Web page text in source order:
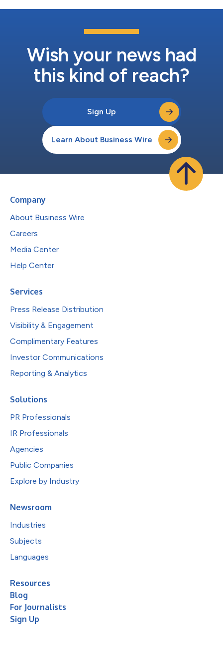
國競爭對手採取更保守的策略，縮編系列產品並提高設備出貨價
史上最佳的第二季業績，在這傳統淡季中奪得高達20%的市場份
額，創下歷史新高。iPhone 17系列引爆了一股Apple史上數一數二
穩定的定價令該公司從中受惠。然而，Apple在...
Wish your news had
this kind of reach?
Sign Up
Learn About Business Wire
Company
About Business Wire
Careers
Media Center
Help Center
Services
Press Release Distribution
Visibility & Engagement
Complimentary Features
Investor Communications
Reporting & Analytics
Solutions
PR Professionals
IR Professionals
Agencies
Public Companies
Explore by Industry
Newsroom
Industries
Subjects
Languages
Resources
Blog
For Journalists
Sign Up